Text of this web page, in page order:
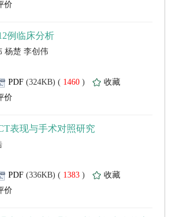
1460 )
1383 )